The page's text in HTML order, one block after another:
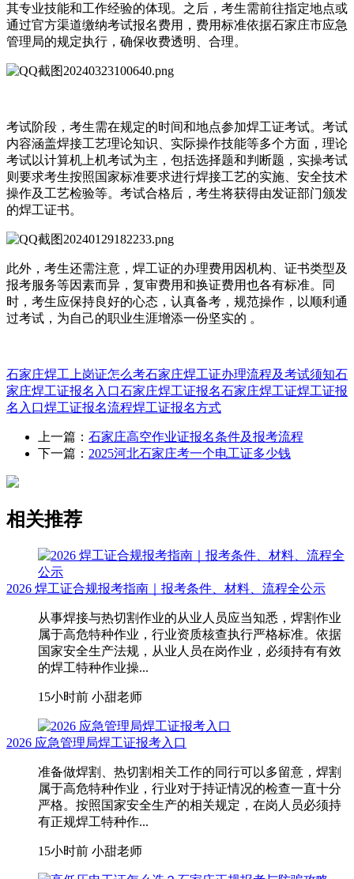
其专业技能和工作经验的体现。之后，考生需前往指定地点或
通过官方渠道缴纳考试报名费用，费用标准依据石家庄市应急
管理局的规定执行，确保收费透明、合理。
考试阶段，考生需在规定的时间和地点参加焊工证考试。考试
内容涵盖焊接工艺理论知识、实际操作技能等多个方面，理论
考试以计算机上机考试为主，包括选择题和判断题，实操考试
则要求考生按照国家标准要求进行焊接工艺的实施、安全技术
操作及工艺检验等。考试合格后，考生将获得由发证部门颁发
的焊工证书。
此外，考生还需注意，焊工证的办理费用因机构、证书类型及
报考服务等因素而异，复审费用和换证费用也各有标准。同
时，考生应保持良好的心态，认真备考，规范操作，以顺利通
过考试，为自己的职业生涯增添一份坚实的 。
石家庄焊工上岗证怎么考石家庄焊工证办理流程及考试须知石
家庄焊工证报名入口石家庄焊工证报名石家庄焊工证焊工证报
名入口焊工证报名流程焊工证报名方式
上一篇： 石家庄高空作业证报名条件及报考流程
下一篇： 2025河北石家庄考一个电工证多少钱
相关推荐
2026 焊工证合规报考指南｜报考条件、材料、流程全公示
从事焊接与热切割作业的从业人员应当知悉，焊割作业
属于高危特种作业，行业资质核查执行严格标准。依据
国家安全生产法规，从业人员在岗作业，必须持有有效
的焊工特种作业操...
15小时前 小甜老师
2026 应急管理局焊工证报考入口
准备做焊割、热切割相关工作的同行可以多留意，焊割
属于高危特种作业，行业对于持证情况的检查一直十分
严格。按照国家安全生产的相关规定，在岗人员必须持
有正规焊工特种作...
15小时前 小甜老师